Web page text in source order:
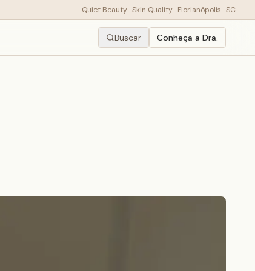
Quiet Beauty · Skin Quality · Florianópolis · SC
Buscar Conheça a Dra.